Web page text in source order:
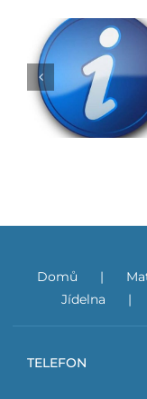
Zápis do
Domů
Jídelna
TELEFON